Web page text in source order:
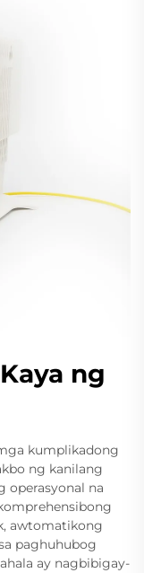
ng
kumplikadong
ng kanilang
operasyonal na
awtomatikong
paghuhubog
ay nagbibigay-